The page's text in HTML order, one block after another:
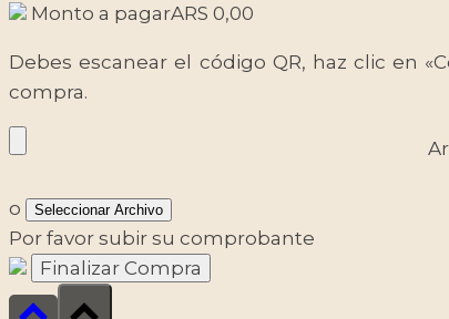
Monto a pagarARS 0,00
Debes escanear el código QR, haz clic en
compra.
o Seleccionar Archivo
Por favor subir su comprobante